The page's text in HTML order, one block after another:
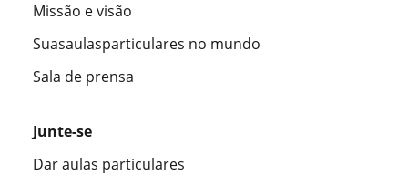
Missão e visão
Suasaulasparticulares no mundo
Sala de prensa
Junte-se
Dar aulas particulares